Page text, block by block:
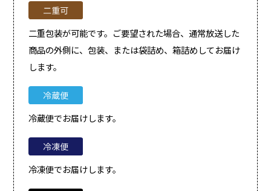
二重包装が可能です。ご要望された場合、通常放送した
商品の外側に、包装、または袋詰め、箱詰めしてお届け
します。
冷蔵便でお届けします。
冷凍便でお届けします。